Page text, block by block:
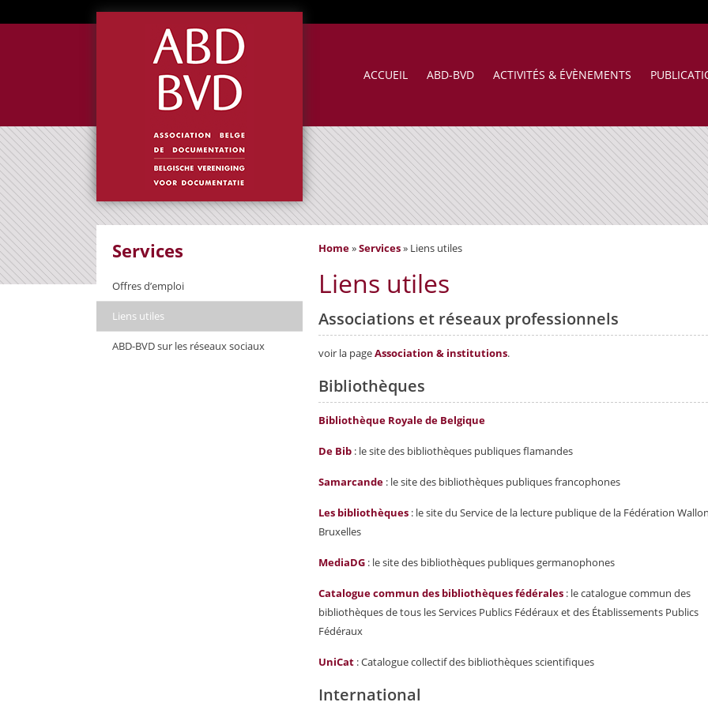
ACCUEIL ABD-BVD ACTIVITÉS & ÉVÈNEMENTS
Services
Offres d’emploi
Liens utiles
ABD-BVD sur les réseaux sociaux
Home»Services» Liens utiles
Liens utiles
Associations et réseaux professionnels
voir la pageAssociation & institutions.
Bibliothèques
Bibliothèque Royale de Belgique
De Bib : le site des bibliothèques publiques flamandes
Samarcande : le site des bibliothèques publiques francophones
Les bibliothèques : le site du Service de la lecture publique de la Fédération
Bruxelles
MediaDG : le site des bibliothèques publiques germanophones
Catalogue commun des bibliothèques fédérales : le catalogue commun des
bibliothèques de tous les Services Publics Fédéraux et des Établissements Publics
Fédéraux
UniCat : Catalogue collectif des bibliothèques scientifiques
International